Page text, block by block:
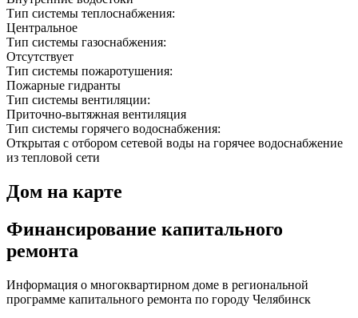
Тип системы теплоснабжения:
Центральное
Тип системы газоснабжения:
Отсутствует
Тип системы пожаротушения:
Пожарные гидранты
Тип системы вентиляции:
Приточно-вытяжная вентиляция
Тип системы горячего водоснабжения:
Открытая с отбором сетевой воды на горячее водоснабжение
из тепловой сети
Дом на карте
Финансирование капитального
ремонта
Информация о многоквартирном доме в региональной
программе капитального ремонта по городу Челябинск